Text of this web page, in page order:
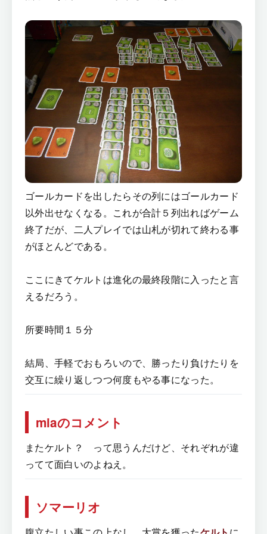
ゴールカードを出したらその列にはゴールカード
以外出せなくなる。これが合計５列出ればゲーム
終了だが、二人プレイでは山札が切れて終わる事
がほとんどである。
ここにきてケルトは進化の最終段階に入ったと言
えるだろう。
所要時間１５分
結局、手軽でおもろいので、勝ったり負けたりを
交互に繰り返しつつ何度もやる事になった。
miaのコメント
またケルト？ って思うんだけど、それぞれが違
ってて面白いのよねえ。
ソマーリオ